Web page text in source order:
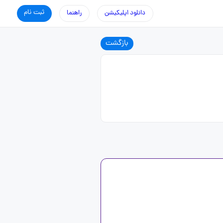
ثبت نام راهنما دانلود اپلیکیشن
بازگشت